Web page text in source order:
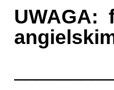
UWAGA: